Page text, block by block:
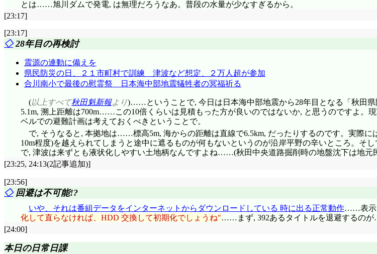
とは……旭川ダムで発電, は無理だろうなあ。普段の水量が少なすぎるから。
[23:17]
[23:17]
◇28年目の再検討
震源の連動に備えを
県民防災の日、２１市町村で訓練 津波など想定、２万人超が参加
合川南小で最後の慰霊祭 日本海中部地震犠牲者の冥福祈る
(以上すべて秋田魁新報より)……ということで, 今日は日本海中部地震から28年目となる「秋田
5.1m, 溯上距離は700m……この10倍くらいは見積もった方が良いのではないか, と思うのですよ。
ベルでの避難計画は考えておくべきということで。
で, そうなると, 本拠地は……標高5m, 海からの距離は直線で6.5km, だったりするのです。実際
10m程度)を越えられてしまうと途中に遮るものが何もないというのが沿岸平野の辛いところ。そ
で, 津波は来ずとも液状化しやすい土地柄なんですよね……(秋田中央道路掘削時の地盤沈下は地元
[23:25, 24:13(2記事追加)]
[23:56]
◇回避は不可能!?
いや、それは番組データをインターネットからダウンロードしている 時に出る正常動作……表示
化して直らなければ、HDD 交換して初期化でしょうね ……まず, 392あるタイトルを退避するの
[24:00]
本日の日常日課